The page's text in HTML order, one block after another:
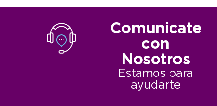
Comunicate
con
Nosotros
Estamos para
ayudarte